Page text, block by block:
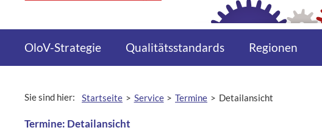
OloV-Strategie Qualitätsstandards Regionen
Sie sind hier: Startseite Service Termine aktuelle Seite:
Detailansicht
Termine: Detailansicht